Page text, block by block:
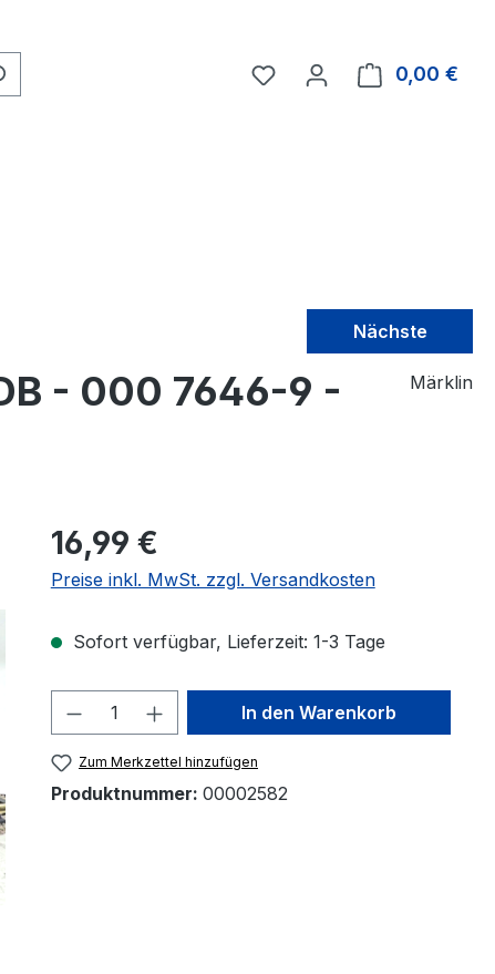
0,00 €
Nächste
- 000 7646-9 -
Märklin
16,99 €
Preise inkl. MwSt. zzgl. Versandkosten
Sofort verfügbar, Lieferzeit: 1-3 Tage
Produkt Anzahl: Gib den
In den Warenkorb
Zum Merkzettel hinzufügen
Produktnummer: 00002582